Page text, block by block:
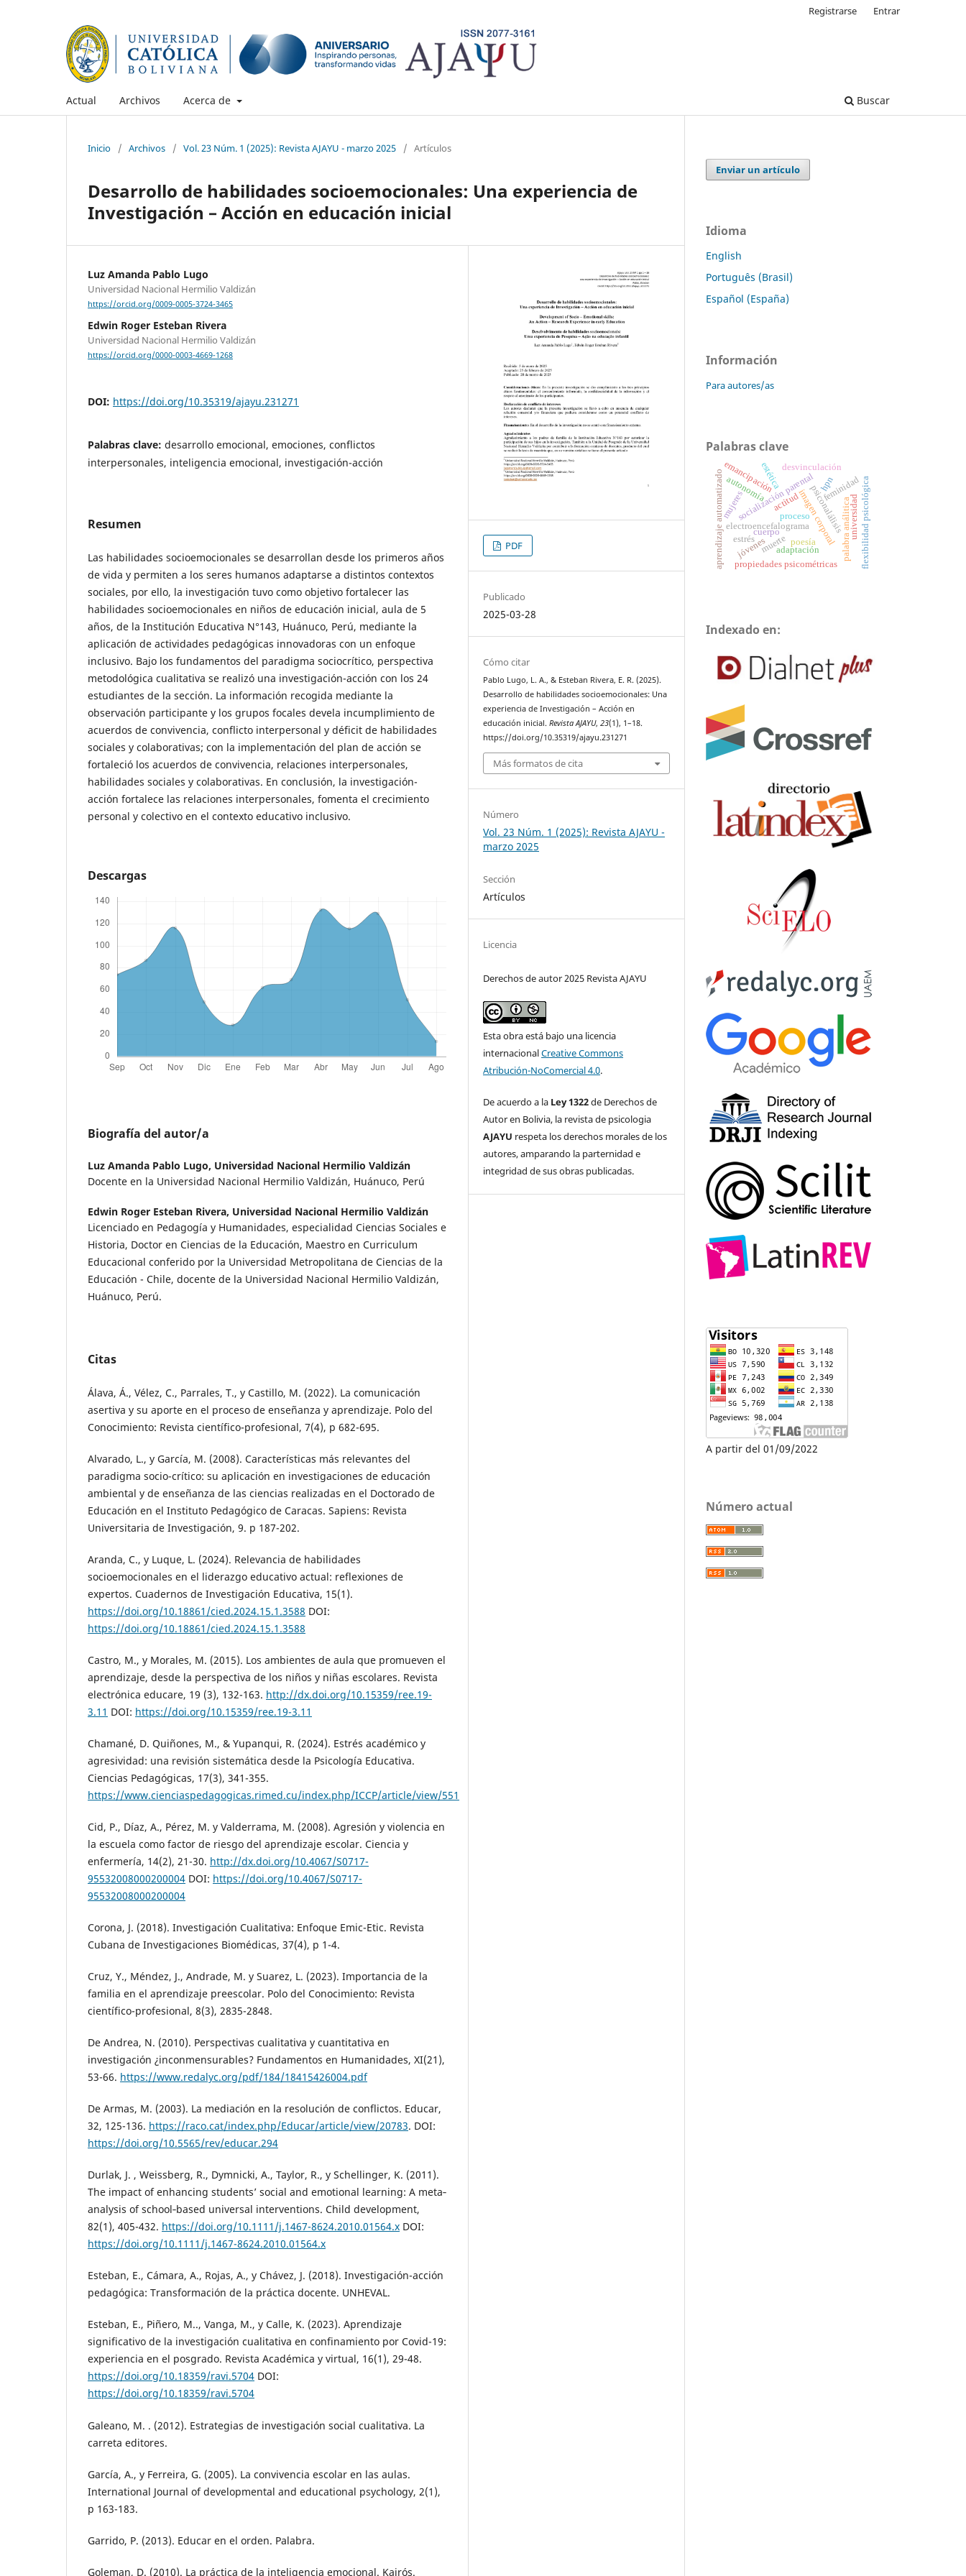
Actual Archivos Acerca de Buscar
Registrarse Entrar
Inicio / Archivos / Vol. 23 Núm. 1 (2025): Revista AJAYU - marzo 2025 / Artículos
Desarrollo de habilidades socioemocionales: Una experiencia de
Investigación – Acción en educación inicial
Luz Amanda Pablo Lugo
Universidad Nacional Hermilio Valdizán
https://orcid.org/0009-0005-3724-3465
Edwin Roger Esteban Rivera
Universidad Nacional Hermilio Valdizán
https://orcid.org/0000-0003-4669-1268
DOI: https://doi.org/10.35319/ajayu.231271
Palabras clave: desarrollo emocional, emociones, conflictos
interpersonales, inteligencia emocional, investigación-acción
Resumen
Las habilidades socioemocionales se desarrollan desde los primeros años
de vida y permiten a los seres humanos adaptarse a distintos contextos
sociales, por ello, la investigación tuvo como objetivo fortalecer las
habilidades socioemocionales en niños de educación inicial, aula de 5
años, de la Institución Educativa N°143, Huánuco, Perú, mediante la
aplicación de actividades pedagógicas innovadoras con un enfoque
inclusivo. Bajo los fundamentos del paradigma sociocrítico, perspectiva
metodológica cualitativa se realizó una investigación-acción con los 24
estudiantes de la sección. La información recogida mediante la
observación participante y los grupos focales devela incumplimiento de
acuerdos de convivencia, conflicto interpersonal y déficit de habilidades
sociales y colaborativas; con la implementación del plan de acción se
fortaleció los acuerdos de convivencia, relaciones interpersonales,
habilidades sociales y colaborativas. En conclusión, la investigación-
acción fortalece las relaciones interpersonales, fomenta el crecimiento
personal y colectivo en el contexto educativo inclusivo.
Descargas
Biografía del autor/a
Luz Amanda Pablo Lugo, Universidad Nacional Hermilio Valdizán
Docente en la Universidad Nacional Hermilio Valdizán, Huánuco, Perú
Edwin Roger Esteban Rivera, Universidad Nacional Hermilio Valdizán
Licenciado en Pedagogía y Humanidades, especialidad Ciencias Sociales e
Historia, Doctor en Ciencias de la Educación, Maestro en Curriculum
Educacional conferido por la Universidad Metropolitana de Ciencias de la
Educación - Chile, docente de la Universidad Nacional Hermilio Valdizán,
Huánuco, Perú.
Citas
Álava, Á., Vélez, C., Parrales, T., y Castillo, M. (2022). La comunicación
asertiva y su aporte en el proceso de enseñanza y aprendizaje. Polo del
Conocimiento: Revista científico-profesional, 7(4), p 682-695.
Alvarado, L., y García, M. (2008). Características más relevantes del
paradigma socio-crítico: su aplicación en investigaciones de educación
ambiental y de enseñanza de las ciencias realizadas en el Doctorado de
Educación en el Instituto Pedagógico de Caracas. Sapiens: Revista
Universitaria de Investigación, 9. p 187-202.
Aranda, C., y Luque, L. (2024). Relevancia de habilidades
socioemocionales en el liderazgo educativo actual: reflexiones de
expertos. Cuadernos de Investigación Educativa, 15(1).
https://doi.org/10.18861/cied.2024.15.1.3588 DOI:
https://doi.org/10.18861/cied.2024.15.1.3588
Castro, M., y Morales, M. (2015). Los ambientes de aula que promueven el
aprendizaje, desde la perspectiva de los niños y niñas escolares. Revista
electrónica educare, 19 (3), 132-163. http://dx.doi.org/10.15359/ree.19-
3.11 DOI: https://doi.org/10.15359/ree.19-3.11
Chamané, D. Quiñones, M., & Yupanqui, R. (2024). Estrés académico y
agresividad: una revisión sistemática desde la Psicología Educativa.
Ciencias Pedagógicas, 17(3), 341-355.
https://www.cienciaspedagogicas.rimed.cu/index.php/ICCP/article/view/551
Cid, P., Díaz, A., Pérez, M. y Valderrama, M. (2008). Agresión y violencia en
la escuela como factor de riesgo del aprendizaje escolar. Ciencia y
enfermería, 14(2), 21-30. http://dx.doi.org/10.4067/S0717-
95532008000200004 DOI: https://doi.org/10.4067/S0717-
95532008000200004
Corona, J. (2018). Investigación Cualitativa: Enfoque Emic-Etic. Revista
Cubana de Investigaciones Biomédicas, 37(4), p 1-4.
Cruz, Y., Méndez, J., Andrade, M. y Suarez, L. (2023). Importancia de la
familia en el aprendizaje preescolar. Polo del Conocimiento: Revista
científico-profesional, 8(3), 2835-2848.
De Andrea, N. (2010). Perspectivas cualitativa y cuantitativa en
investigación ¿inconmensurables? Fundamentos en Humanidades, XI(21),
53-66. https://www.redalyc.org/pdf/184/18415426004.pdf
De Armas, M. (2003). La mediación en la resolución de conflictos. Educar,
32, 125-136. https://raco.cat/index.php/Educar/article/view/20783. DOI:
https://doi.org/10.5565/rev/educar.294
Durlak, J. , Weissberg, R., Dymnicki, A., Taylor, R., y Schellinger, K. (2011).
The impact of enhancing students’ social and emotional learning: A meta‐
analysis of school‐based universal interventions. Child development,
82(1), 405-432. https://doi.org/10.1111/j.1467-8624.2010.01564.x DOI:
https://doi.org/10.1111/j.1467-8624.2010.01564.x
Esteban, E., Cámara, A., Rojas, A., y Chávez, J. (2018). Investigación-acción
pedagógica: Transformación de la práctica docente. UNHEVAL.
Esteban, E., Piñero, M.., Vanga, M., y Calle, K. (2023). Aprendizaje
significativo de la investigación cualitativa en confinamiento por Covid-19:
experiencia en el posgrado. Revista Académica y virtual, 16(1), 29-48.
https://doi.org/10.18359/ravi.5704 DOI:
https://doi.org/10.18359/ravi.5704
Galeano, M. . (2012). Estrategias de investigación social cualitativa. La
carreta editores.
García, A., y Ferreira, G. (2005). La convivencia escolar en las aulas.
International Journal of developmental and educational psychology, 2(1),
p 163-183.
Garrido, P. (2013). Educar en el orden. Palabra.
Goleman, D. (2010). La práctica de la inteligencia emocional. Kairós.
PDF
Publicado
2025-03-28
Cómo citar
Pablo Lugo, L. A., & Esteban Rivera, E. R. (2025).
Desarrollo de habilidades socioemocionales: Una
experiencia de Investigación – Acción en
educación inicial.Revista AJAYU,23(1), 1–18.
https://doi.org/10.35319/ajayu.231271
Más formatos de cita
Número
Vol. 23 Núm. 1 (2025): Revista AJAYU -
marzo 2025
Sección
Artículos
Licencia
Derechos de autor 2025 Revista AJAYU
Esta obra está bajo una licencia
internacionalCreative Commons
Atribución-NoComercial 4.0.
De acuerdo a la Ley 1322de Derechos de
Autor en Bolivia, la revista de psicologia
AJAYU respeta los derechos morales de los
autores, amparando la parternidad e
integridad de sus obras publicadas.
Enviar un artículo
Idioma
English
Português (Brasil)
Español (España)
Información
Para autores/as
Palabras clave
socialización parentalimagen corporal
electroencefalograma
aprendizaje automatizado psiconalálisis
poesía palabra análitica
cuerpo
muerte
actitud
jóvenes
proceso
emancipación desvinculación
feminidad
estética
estrés flexibilidad psicológica
adaptación
propiedades psicométricas
autonomía
mujeres universidad
hpn
Indexado en:
A partir del 01/09/2022
Número actual